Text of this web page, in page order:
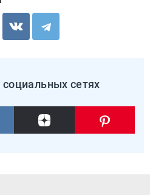
социальных сетях